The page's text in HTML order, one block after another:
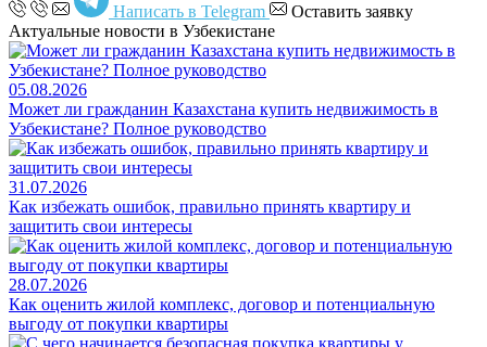
Написать в Telegram
Оставить заявку
Актуальные новости в Узбекистане
05.08.2026
Может ли гражданин Казахстана купить недвижимость в
Узбекистане? Полное руководство
31.07.2026
Как избежать ошибок, правильно принять квартиру и
защитить свои интересы
28.07.2026
Как оценить жилой комплекс, договор и потенциальную
выгоду от покупки квартиры